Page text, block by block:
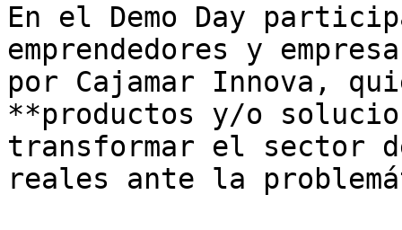
En el Demo Day
emprendedores y
por Cajamar Innova,
**productos y/o
transformar el sector
reales ante la